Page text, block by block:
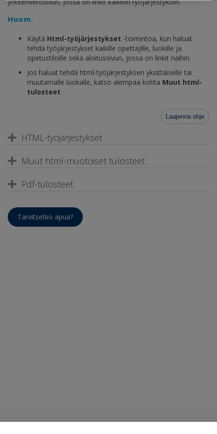
Huom.
Käytä Html-työjärjestykset -toimintoa, kun haluat
tehdä työjärjestykset kaikille opettajille, luokille ja
opetustiloille sekä aloitussivun, jossa on linkit näihin.
Jos haluat tehdä html-työjärjestyksen yksittäiselle tai
muutamalle luokalle, katso alempaa kohta Muut html-
tulosteet.
Laajenna ohje
HTML-työjärjestykset
Muut html-muotoiset tulosteet
Pdf-tulosteet
Tarvitsetko apua?